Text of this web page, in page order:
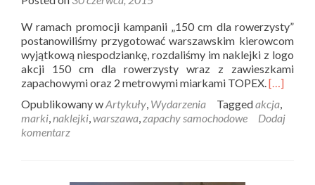
W ramach promocji kampanii „150 cm dla rowerzysty”
postanowiliśmy przygotować warszawskim kierowcom
wyjątkową niespodziankę, rozdaliśmy im naklejki z logo
akcji 150 cm dla rowerzysty wraz z zawieszkami
zapachowymi oraz 2 metrowymi miarkami TOPEX. […]
Opublikowany wArtykuły Wydarzenia Taggedakcja
marki naklejki warszawa zapachy samochodowe
Dodaj
komentarz